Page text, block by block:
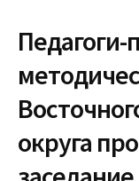
Педагоги-
округа